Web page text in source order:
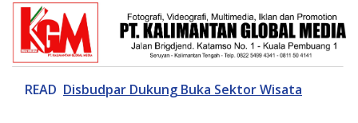
READ Disbudpar Dukung Buka Sektor Wisata